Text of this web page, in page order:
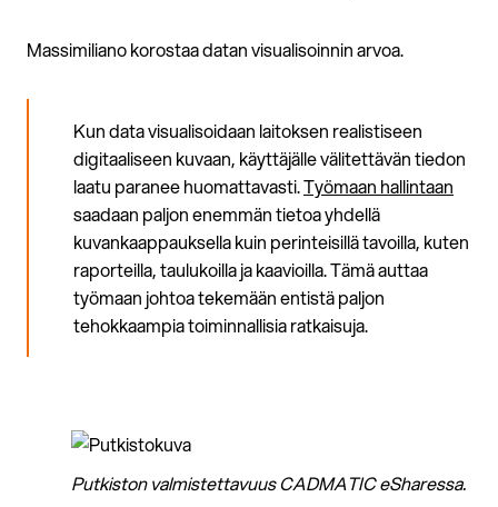
Massimiliano korostaa datan visualisoinnin arvoa.
Kun data visualisoidaan laitoksen realistiseen
digitaaliseen kuvaan, käyttäjälle välitettävän tiedon
laatu paranee huomattavasti.Työmaan hallintaan
saadaan paljon enemmän tietoa yhdellä
kuvankaappauksella kuin perinteisillä tavoilla, kuten
raporteilla, taulukoilla ja kaavioilla. Tämä auttaa
työmaan johtoa tekemään entistä paljon
tehokkaampia toiminnallisia ratkaisuja.
Putkiston valmistettavuus CADMATIC eSharessa.